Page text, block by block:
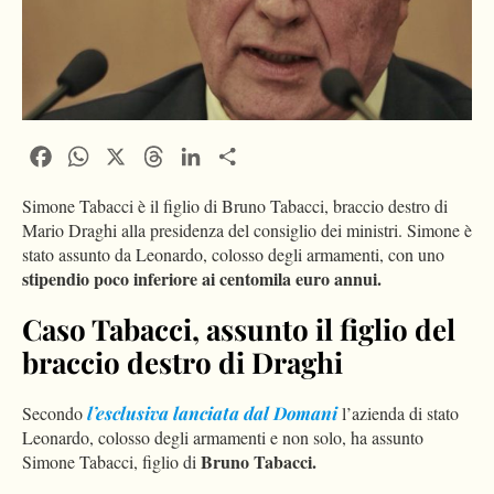
FacebookWhatsApp ThreadsLinkedIn
Simone Tabacci è il figlio di Bruno Tabacci, braccio destro di
Mario Draghi alla presidenza del consiglio dei ministri. Simone è
stato assunto da Leonardo, colosso degli armamenti, con uno
stipendio poco inferiore ai centomila euro annui.
Caso Tabacci, assunto il figlio del
braccio destro di Draghi
Secondol’esclusiva lanciata dal Domanil’azienda di stato
Leonardo, colosso degli armamenti e non solo, ha assunto
Simone Tabacci, figlio diBruno Tabacci.